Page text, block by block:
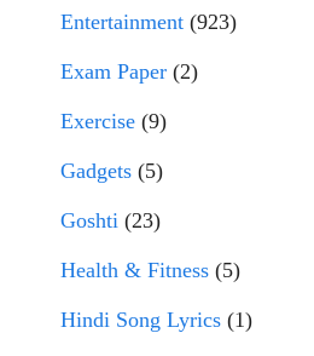
Entertainment (923)
Exam Paper (2)
Exercise (9)
Gadgets (5)
Goshti (23)
Health & Fitness (5)
Hindi Song Lyrics (1)